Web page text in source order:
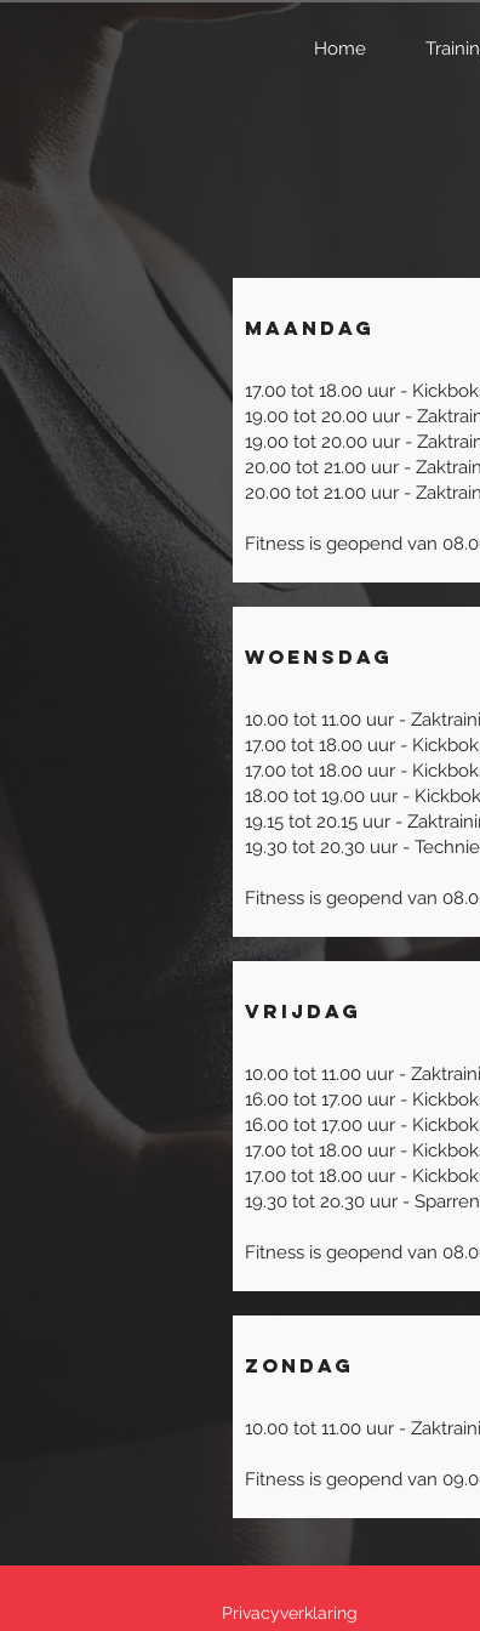
Home
Maandag
17.00 tot 18.00 uur -
19.00 tot 20.00 uur -
19.00 tot 20.00 uur -
20.00 tot 21.00 uur -
20.00 tot 21.00 uur -
Fitness is geopend van
Woensdag
10.00 tot 11.00 uur -
17.00 tot 18.00 uur -
17.00 tot 18.00 uur -
18.00 tot 19.00 uur -
19.15 tot 20.15 uur -
19.30 tot 20.30 uur -
Fitness is geopend van
Vrijdag
10.00 tot 11.00 uur -
16.00 tot 17.00 uur -
16.00 tot 17.00 uur -
17.00 tot 18.00 uur -
17.00 tot 18.00 uur -
19.30 tot 2o.30 uur - Sparren
Fitness is geopend van
zondag
10.00 tot 11.00 uur -
Fitness is geopend van
Privacyverklaring